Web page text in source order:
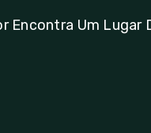
Encontra Um Lugar